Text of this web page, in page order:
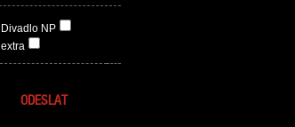
Divadlo NP
extra